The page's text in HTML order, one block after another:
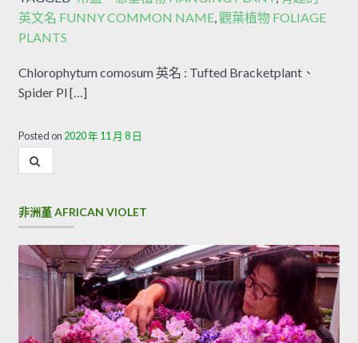
英文名 FUNNY COMMON NAME, 觀葉植物 FOLIAGE
PLANTS
Chlorophytum comosum 英名 : Tufted Bracketplant、
Spider Pl […]
Posted on 2020 年 11 月 8 日
容
尋
非洲堇 AFRICAN VIOLET